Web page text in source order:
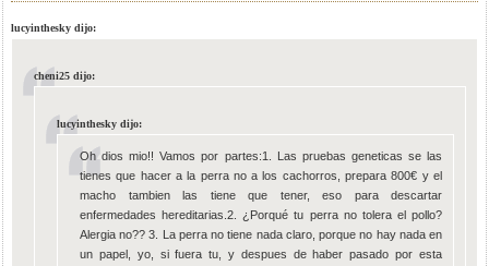
lucyinthesky dijo:
cheni25 dijo:
lucyinthesky dijo:
Oh dios mio!! Vamos por partes:1. Las pruebas geneticas se las
tienes que hacer a la perra no a los cachorros, prepara 800€ y el
macho tambien las tiene que tener, eso para descartar
enfermedades hereditarias.2. ¿Porqué tu perra no tolera el pollo?
Alergia no?? 3. La perra no tiene nada claro, porque no hay nada en
un papel, yo, si fuera tu, y despues de haber pasado por esta